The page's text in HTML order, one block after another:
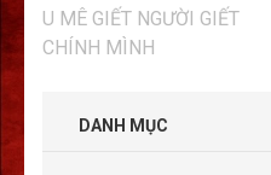
Điều
hướng
U MÊ GIẾT NGƯỜI GIẾT
CHÍNH MÌNH
DANH MỤC